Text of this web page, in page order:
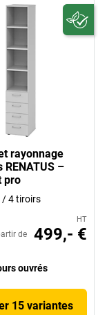
rayonnage
RENATUS –
pro
/ 4 tiroirs
HT
de 499,- €
ouvrés
15 variantes